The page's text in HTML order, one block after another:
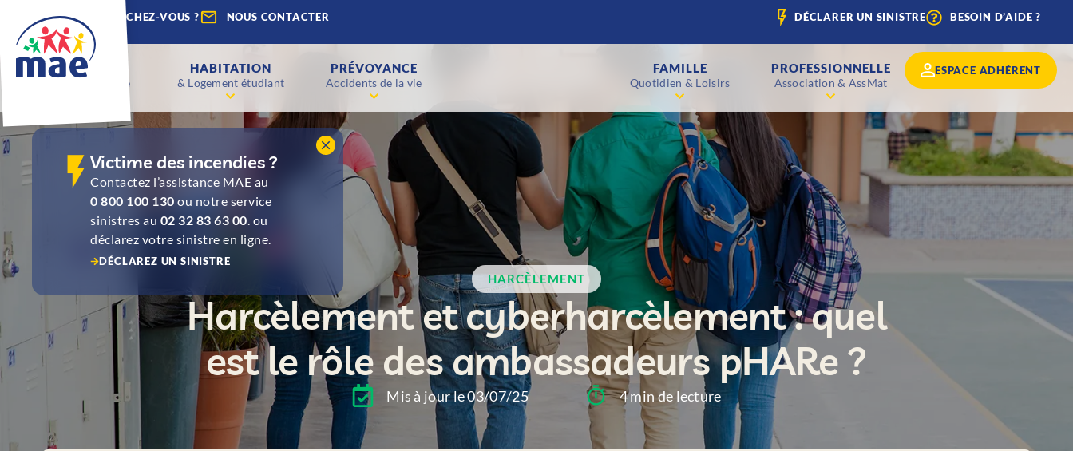
QUE RECHERCHEZ-VOUS ? NOUS CONTACTER DÉCLARER UN SINISTRE BESOIN D’AIDE ?
ENFANTS
Scolaire & Étude
HABITATION
& Logement étudiant
PRÉVOYANCE
Accidents de la vie
FAMILLE
Quotidien & Loisirs
PROFESSIONNELLE
Association & AssMat
ESPACE ADHÉRENT
Victime des incendies ?
Contactez l’assistance MAE au
0 800 100 130 ou notre service
sinistres au 02 32 83 63 00. ou
déclarez votre sinistre en ligne.
DÉCLAREZ UN SINISTRE
HARCÈLEMENT
Harcèlement et cyberharcèlement : quel
est le rôle des ambassadeurs pHARe ?
Mis à jour le 03/07/25 4 min de lecture